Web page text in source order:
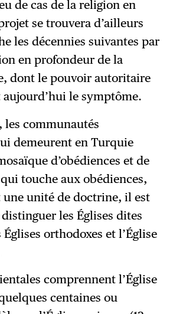
de cas de la religion en
se trouvera d’ailleurs
les décennies suivantes par
en profondeur de la
dont le pouvoir autoritaire
aujourd’hui le symptôme.
les communautés
demeurent en Turquie
d’obédiences et de
touche aux obédiences,
unité de doctrine, il est
les Églises dites
orthodoxes et l’Église
comprennent l’Église
centaines ou